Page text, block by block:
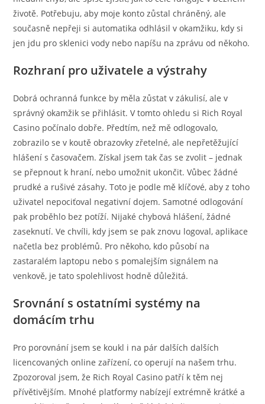
životě. Potřebuju, aby moje konto zůstal chráněný, ale
současně nepřeji si automatika odhlásil v okamžiku, kdy si
jen jdu pro sklenici vody nebo napíšu na zprávu od někoho.
Rozhraní pro uživatele a výstrahy
Dobrá ochranná funkce by měla zůstat v zákulisí, ale v
správný okamžik se přihlásit. V tomto ohledu si Rich Royal
Casino počínalo dobře. Předtím, než mě odlogovalo,
zobrazilo se v koutě obrazovky zřetelné, ale nepřetěžující
hlášení s časovačem. Získal jsem tak čas se zvolit – jednak
se přepnout k hraní, nebo umožnit ukončit. Vůbec žádné
prudké a rušivé zásahy. Toto je podle mě klíčové, aby z toho
uživatel nepociťoval negativní dojem. Samotné odlogování
pak proběhlo bez potíží. Nijaké chybová hlášení, žádné
zaseknutí. Ve chvíli, kdy jsem se pak znovu logoval, aplikace
načetla bez problémů. Pro někoho, kdo působí na
zastaralém laptopu nebo s pomalejším signálem na
venkově, je tato spolehlivost hodně důležitá.
Srovnání s ostatními systémy na
domácím trhu
Pro porovnání jsem se koukl i na pár dalších dalších
licencovaných online zařízení, co operují na našem trhu.
Zpozoroval jsem, že Rich Royal Casino patří k těm nej
přívětivějším. Mnohé platformy nabízejí extrémně krátké a